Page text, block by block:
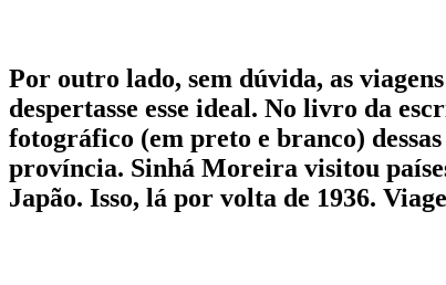
Por outro lado, sem dúvida, as
despertasse esse ideal. No livro da
fotográfico (em preto e branco)
província. Sinhá Moreira visitou
Japão. Isso, lá por volta de 1936.